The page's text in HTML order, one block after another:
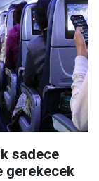
sadece
gerekecek